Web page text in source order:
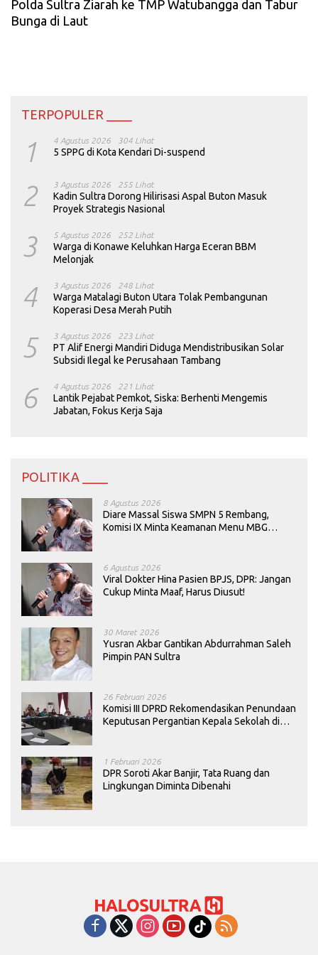
Polda Sultra Ziarah ke TMP Watubangga dan Tabur
Bunga di Laut
TERPOPULER ____
1 4 Agustus 2026 304 Lihat
5 SPPG di Kota Kendari Di-suspend
2 3 Agustus 2026 255 Lihat
Kadin Sultra Dorong Hilirisasi Aspal Buton Masuk
Proyek Strategis Nasional
3 5 Agustus 2026 252 Lihat
Warga di Konawe Keluhkan Harga Eceran BBM
Melonjak
4 3 Agustus 2026 248 Lihat
Warga Matalagi Buton Utara Tolak Pembangunan
Koperasi Desa Merah Putih
5 3 Agustus 2026 223 Lihat
PT Alif Energi Mandiri Diduga Mendistribusikan Solar
Subsidi Ilegal ke Perusahaan Tambang
6 4 Agustus 2026 221 Lihat
Lantik Pejabat Pemkot, Siska: Berhenti Mengemis
Jabatan, Fokus Kerja Saja
POLITIKA ____
8 Agustus 2026
Diare Massal Siswa SMPN 5 Rembang,
Komisi IX Minta Keamanan Menu MBG
6 Agustus 2026
Viral Dokter Hina Pasien BPJS, DPR: Jangan
Cukup Minta Maaf, Harus Diusut!
30 Maret 2026
Yusran Akbar Gantikan Abdurrahman Saleh
Pimpin PAN Sultra
26 Februari 2026
Komisi III DPRD Rekomendasikan Penundaan
Keputusan Pergantian Kepala Sekolah di
1 Februari 2026
DPR Soroti Akar Banjir, Tata Ruang dan
Lingkungan Diminta Dibenahi